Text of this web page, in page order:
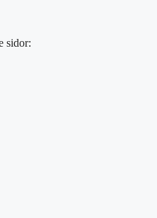
sidor: